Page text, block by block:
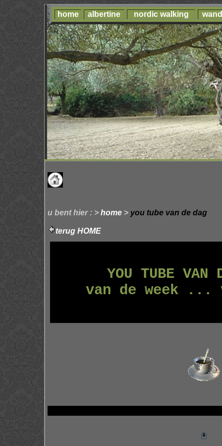
home albertine nordic walking
u bent hier : > home > you tube van de dag
terug HOME
YOU TUBE
van de week